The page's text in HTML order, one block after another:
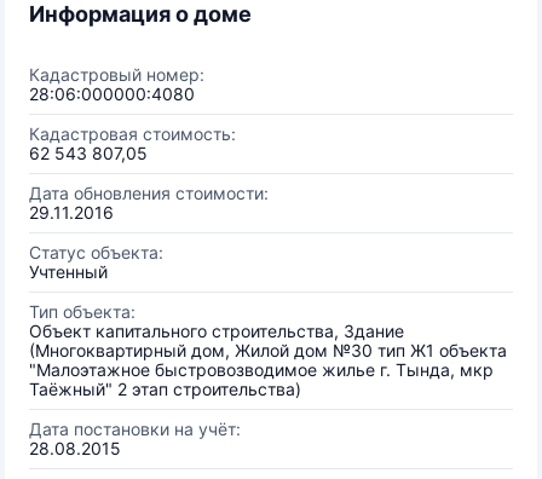
Информация о доме
Кадастровый номер:
28:06:000000:4080
Кадастровая стоимость:
62 543 807,05
Дата обновления стоимости:
29.11.2016
Статус объекта:
Учтенный
Тип объекта:
Объект капитального строительства, Здание
(Многоквартирный дом, Жилой дом №30 тип Ж1 объекта
"Малоэтажное быстровозводимое жилье г. Тында, мкр
Таёжный" 2 этап строительства)
Дата постановки на учёт:
28.08.2015